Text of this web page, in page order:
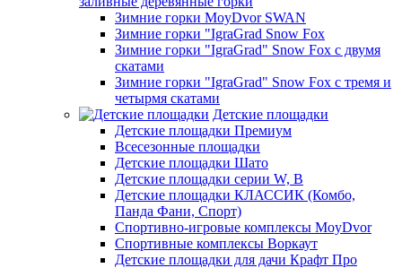
Зимние горки MoyDvor SWAN
Зимние горки "IgraGrad Snow Fox
Зимние горки "IgraGrad" Snow Fox с двумя
скатами
Зимние горки "IgraGrad" Snow Fox с тремя и
четырмя скатами
Детские площадки
Детские площадки Премиум
Всесезонные площадки
Детские площадки Шато
Детские площадки серии W, В
Детские площадки КЛАССИК (Комбо,
Панда Фани, Спорт)
Спортивно-игровые комплексы MoyDvor
Спортивные комплексы Воркаут
Детские площадки для дачи Крафт Про